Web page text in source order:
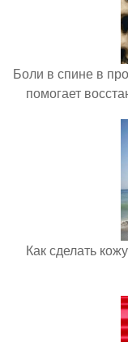
Боли в спине в
помогает
Как сделать